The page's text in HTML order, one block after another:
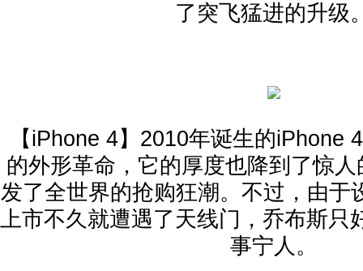
了突飞猛进的升级
【iPhone 4】2010年诞生的iPhone
的外形革命，它的厚度也降到了惊
发了全世界的抢购狂潮。不过，由于
上市不久就遭遇了天线门，乔布斯只
事宁人。